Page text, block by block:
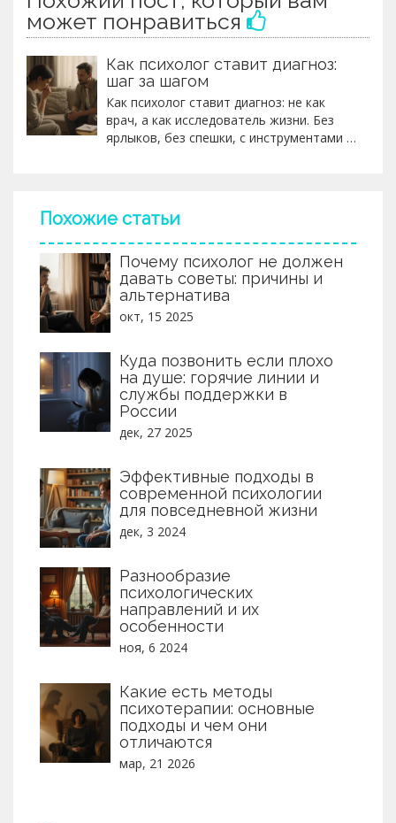
может понравиться
Как психолог ставит диагноз:
шаг за шагом
Как психолог ставит диагноз: не как
врач, а как исследователь жизни. Без
ярлыков, без спешки, с инструментами и
Похожие статьи
Почему психолог не должен
давать советы: причины и
альтернатива
окт, 15 2025
Куда позвонить если плохо
на душе: горячие линии и
службы поддержки в
России
дек, 27 2025
Эффективные подходы в
современной психологии
для повседневной жизни
дек, 3 2024
Разнообразие
психологических
направлений и их
особенности
ноя, 6 2024
Какие есть методы
психотерапии: основные
подходы и чем они
отличаются
мар, 21 2026